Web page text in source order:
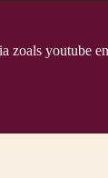
zoals youtube